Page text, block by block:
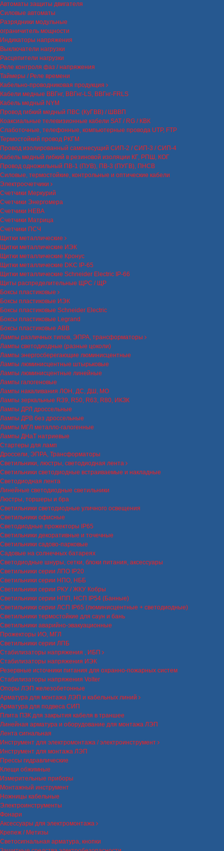
Автоматы защиты двигателя
Силовые автоматы
Разрядники модульные
ограничитель мощности
Индикаторы напряжения
Выключатели нагрузки
Расцепители нагрузки
Реле контроля фаз / напряжения
Таймеры / Реле времени
Кабельно-проводниковая продукция
Кабели медные ВВГнг, ВВГнг-LS, ВВГнг-FRLS
Кабель медный NYM
Провод гибкий медный ПВС (КуГВВ) / ШВВП
Коаксиальные телевизионные кабели SAT / RG / КВК
Слаботочные, телефонные, компьютерные провода UTP, FTP
Термостойкий провод РКГМ
Провод изолированный самонесущий СИП-2 / СИП-3 / СИП-4
Кабель медный гибкий в резиновой изоляции КГ, РПШ, КОГ
Провод одножильный ПВ-1 (ПУВ), ПВ-3 (ПУГВ), ПНСВ
Силовые, термостойкие, контрольные и оптические кабели
Электросчетчики
Счетчики Меркурий
Счетчики Энергомера
Счетчики НЕВА
Счетчики Матрица
Счетчики ПСЧ
Щитки металлические
Щитки металлические ИЭК
Щитки металлические Кронус
Щитки металлические DKC IP-65
Щитки металлические Schneider Electric IP-66
Щиты распределительные ЩРС / ЩР
Боксы пластиковые
Боксы пластиковые ИЭК
Боксы пластиковые Schneider Electric
Боксы пластиковые Legrand
Боксы пластиковые ABB
Лампы различных типов, ЭПРА, трансформаторы
Лампы светодиодные (разные цоколи)
Лампы энергосберегающие люминисцентные
Лампы люминисцентные штырьковые
Лампы люминисцентные линейные
Лампы галогеновые
Лампы накаливания ЛОН, ДС, ДШ, МО
Лампы зеркальные R39, R50, R63, R80, ИКЗК
Лампы ДРЛ дроссельные
Лампы ДРВ без дроссельные
Лампы МГЛ металло-галогенные
Лампы ДНаТ натриевые
Стартеры для ламп
Дроссели, ЭПРА, Трансформаторы
Светильники, люстры, светодиодная лента
Светильники светодиодные встраиваемые и накладные
Светодиодная лента
Линейные светодиодные светильники
Люстры, торшеры и бра
Светильники светодиодные уличного освещения
Светильники офисные
Светодиодные прожекторы IP65
Светильники декоративные и точечные
Светильники садово-парковые
Садовые на солнечных батареях
Светодиодные шнуры, сетки, блоки питания, аксессуары
Светильники серии ЛПО IP20
Светильники серии НПО, НББ
Светильники серии РКУ / ЖКУ Кобры
Светильники серии НПП, НСП IP54 (Банные)
Светильники серии ЛСП IP65 (люминисцентные + светодиодные)
Светильники термостойкие для саун и бань
Светильники аварийно-эвакуационные
Прожекторы ИО, МГЛ
Светильники серии ЛПБ
Стабилизаторы напряжения , ИБП
Стабилизаторы напряжения ИЭК
Резервные источники питания для охранно-пожарных систем
Стабилизаторы напряжения Volter
Опоры ЛЭП железобетонные
Арматура для монтажа ЛЭП и кабельных линий
Арматура для подвеса СИП
Плита ПЗК для закрытия кабеля в траншее
Линейная арматура и оборудование для монтажа ЛЭП
Лента сигнальная
Инструмент для электромонтажа / электроинструмент
Инструмент для монтажа ЛЭП
Прессы гидравлические
Клещи обжимные
Измерительные приборы
Монтажный инструмент
Ножницы кабельные
Электроинструменты
Фонари
Аксессуары для электромонтажа
Крепеж / Метизы
Светосигнальная арматура, кнопки